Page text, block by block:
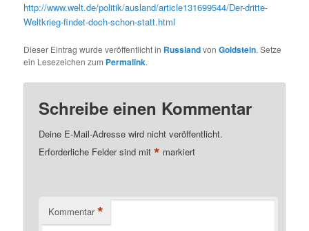
http://www.welt.de/politik/ausland/article131699544/Der-dritte-
Weltkrieg-findet-doch-schon-statt.html
Dieser Eintrag wurde veröffentlicht in RusslandvonGoldstein. Setze
ein Lesezeichen zum Permalink.
Schreibe einen Kommentar
Deine E-Mail-Adresse wird nicht veröffentlicht.
Erforderliche Felder sind mit* markiert
Kommentar *